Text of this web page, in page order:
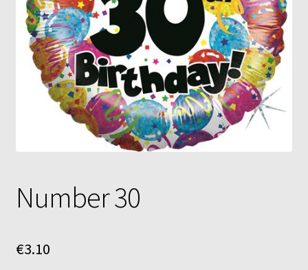
Õhupallid
Pallikuller
Täname
Number 30
€3.10